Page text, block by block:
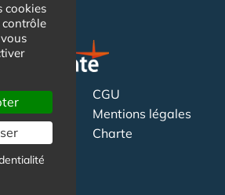
CGU
Mentions légales
Charte
cookies